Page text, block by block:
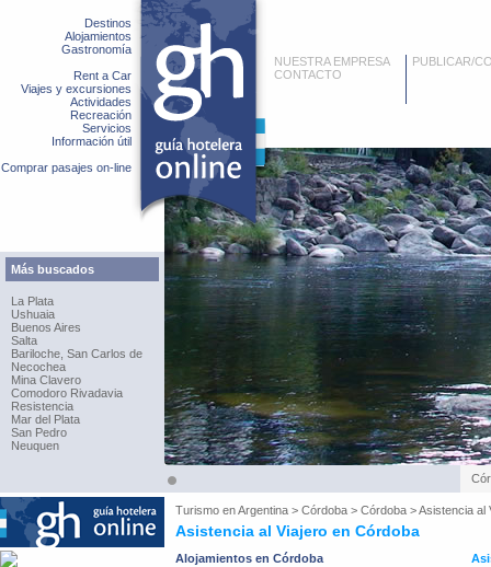
Destinos
Alojamientos
Gastronomía
Rent a Car
Viajes y excursiones
Actividades
Recreación
Servicios
Información útil
Comprar pasajes on-line
Más buscados
La Plata
Ushuaia
Buenos Aires
Salta
Bariloche, San Carlos de
Necochea
Mina Clavero
Comodoro Rivadavia
Resistencia
Mar del Plata
San Pedro
Neuquen
NUESTRA EMPRESA
CONTACTO
PUBLICAR/
Turismo enArgentina > Córdoba > Córdoba >Asistencia al
Asistencia al Viajero en Córdoba
Alojamientos en Córdoba